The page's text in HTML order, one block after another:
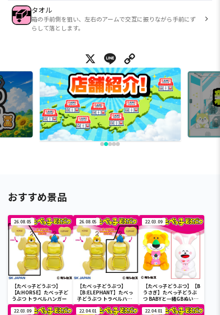
タオル
箱の手前側を狙い、左右のアームで交互に振りながら手前にず
らして落とします。
X Line
おすすめ景品
26.08.05
【たべっ子どうぶつ】
【A:HORSE】たべっ子ど
うぶつ トラベルハンガー
26.08.05
【たべっ子どうぶつ】
【B:ELEPHANT】たべっ
子どうぶつ トラベルハン
ガー
22.03.09
【たべっ子どうぶつ】【B
うさぎ】たべっ子どうぶ
つ BABYと一緒GBぬいぐ
るみ
22.03.09 22.04.01 22.04.01